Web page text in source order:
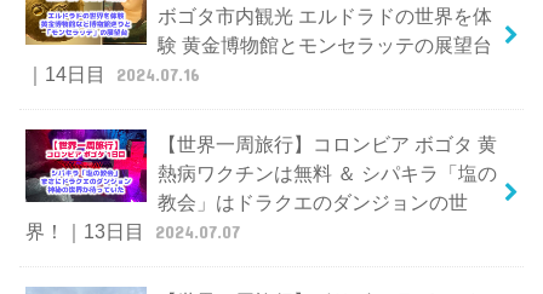
ボゴタ市内観光 エルドラドの世界を体
験 黄金博物館とモンセラッテの展望台
｜14日目
2024.07.16
【世界一周旅行】コロンビア ボゴタ 黄
熱病ワクチンは無料 ＆ シパキラ「塩の
教会」はドラクエのダンジョンの世
界！｜13日目
2024.07.07